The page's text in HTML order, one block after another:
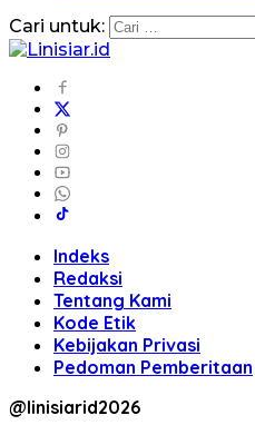
Cari untuk:
Indeks
Redaksi
Tentang Kami
Kode Etik
Kebijakan Privasi
Pedoman Pemberitaan
@linisiarid2026